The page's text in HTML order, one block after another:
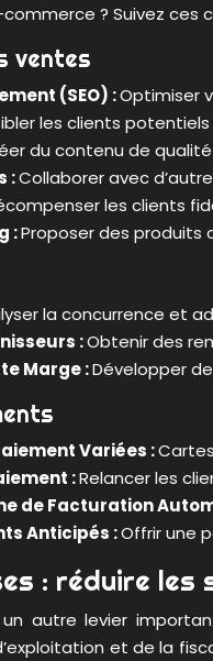
? Suivez ces
ventes
(SEO) :Optimiser
les clients
du contenu de
:Collaborer avec
les clients
:Proposer des produits
la concurrence et
:Obtenir des
Marge :Développer
Variées :
:Relancer les
de Facturation
Anticipés :Offrir une
: réduire les
autre levier
et de la